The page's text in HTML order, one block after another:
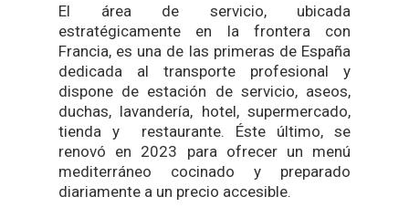
El área de servicio, ubicada
estratégicamente en la frontera con
Francia, es una de las primeras de España
dedicada al transporte profesional y
dispone de estación de servicio, aseos,
duchas, lavandería, hotel, supermercado,
tienda y restaurante. Éste último, se
renovó en 2023 para ofrecer un menú
mediterráneo cocinado y preparado
diariamente a un precio accesible.